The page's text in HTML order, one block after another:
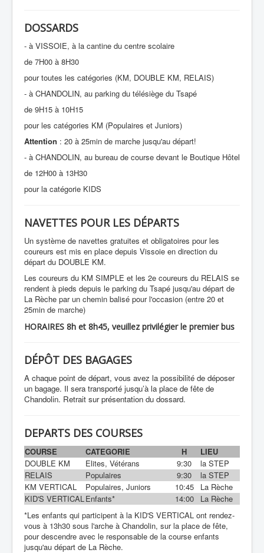
DOSSARDS
- à VISSOIE, à la cantine du centre scolaire
de 7H00 à 8H30
pour toutes les catégories (KM, DOUBLE KM, RELAIS)
- à CHANDOLIN, au parking du télésiège du Tsapé
de 9H15 à 10H15
pour les catégories KM (Populaires et Juniors)
Attention : 20 à 25min de marche jusqu'au départ!
- à CHANDOLIN, au bureau de course devant le Boutique Hôtel
de 12H00 à 13H30
pour la catégorie KIDS
NAVETTES POUR LES DÉPARTS
Un système de navettes gratuites et obligatoires pour les
coureurs est mis en place depuis Vissoie en direction du
départ du DOUBLE KM.
Les coureurs du KM SIMPLE et les 2e coureurs du RELAIS se
rendent à pieds depuis le parking du Tsapé jusqu'au départ de
La Rèche par un chemin balisé pour l'occasion (entre 20 et
25min de marche)
HORAIRES 8h et 8h45, veuillez privilégier le premier bus
DÉPÔT DES BAGAGES
A chaque point de départ, vous avez la possibilité de déposer
un bagage. Il sera transporté jusqu’à la place de fête de
Chandolin. Retrait sur présentation du dossard.
DEPARTS DES COURSES
COURSE CATEGORIE H
LIEU
DOUBLE KM
Elites, Vétérans 9:30
la STEP
RELAIS
Populaires 9:30
la STEP
KM VERTICAL
Populaires, Juniors 10:45
La Rèche
KID'S VERTICAL Enfants* 14:00
La Rèche
*Les enfants qui participent à la KID'S VERTICAL ont rendez-
vous à 13h30 sous l'arche à Chandolin, sur la place de fête,
pour descendre avec le responsable de la course enfants
jusqu'au départ de La Rèche.